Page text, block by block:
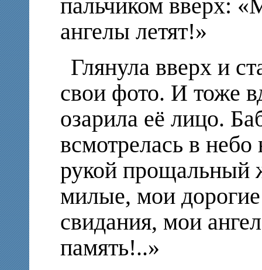
пальчиком вверх:
ангелы летят!»
Глянула вверх и
свои фото. И тоже
озарила её лицо.
всмотрелась в небо
рукой прощальный
милые, мои
свидания, мои
память!..»